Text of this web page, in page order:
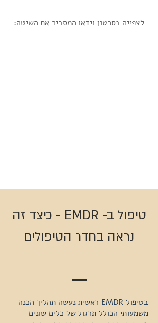
לצפייה בסרטון וידאו המסביר את השיטה:
טיפול ב- EMDR - כיצד זה
נראה בחדר הטיפולים
בטיפול EMDR ראשית נעשה תהליך הכנה
משמעותי הכולל תרגול של כלים שונים